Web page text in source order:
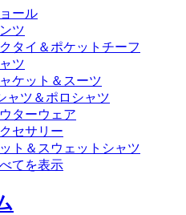
ール
ツ
タイ＆ポケットチーフ
ツ
ケット＆スーツ
ャツ＆ポロシャツ
ターウェア
セサリー
ト＆スウェットシャツ
てを表示